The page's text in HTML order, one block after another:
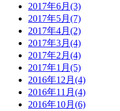
2017年6月(3)
2017年5月(7)
2017年4月(2)
2017年3月(4)
2017年2月(4)
2017年1月(5)
2016年12月(4)
2016年11月(4)
2016年10月(6)